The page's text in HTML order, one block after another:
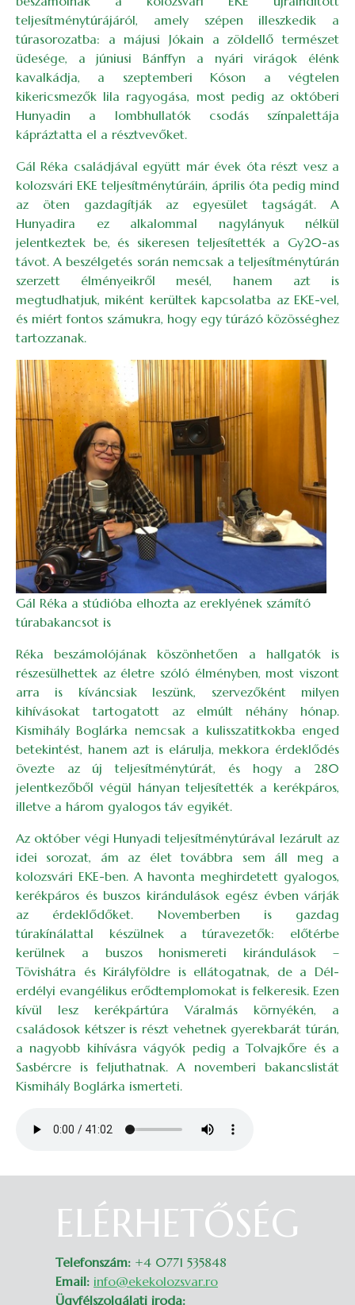
teljesítménytúrájáról, amely szépen illeszkedik a
túrasorozatba: a májusi Jókain a zöldellő természet
üdesége, a júniusi Bánffyn a nyári virágok élénk
kavalkádja, a szeptemberi Kóson a végtelen
kikericsmezők lila ragyogása, most pedig az októberi
Hunyadin a lombhullatók csodás színpalettája
kápráztatta el a résztvevőket.
Gál Réka családjával együtt már évek óta részt vesz a
kolozsvári EKE teljesítménytúráin, április óta pedig mind
az öten gazdagítják az egyesület tagságát. A
Hunyadira ez alkalommal nagylányuk nélkül
jelentkeztek be, és sikeresen teljesítették a Gy20-as
távot. A beszélgetés során nemcsak a teljesítménytúrán
szerzett élményeikről mesél, hanem azt is
megtudhatjuk, miként kerültek kapcsolatba az EKE-vel,
és miért fontos számukra, hogy egy túrázó közösséghez
tartozzanak.
Image
Gál Réka a stúdióba elhozta az ereklyének számító
túrabakancsot is
Réka beszámolójának köszönhetően a hallgatók is
részesülhettek az életre szóló élményben, most viszont
arra is kíváncsiak leszünk, szervezőként milyen
kihívásokat tartogatott az elmúlt néhány hónap.
Kismihály Boglárka nemcsak a kulisszatitkokba enged
betekintést, hanem azt is elárulja, mekkora érdeklődés
övezte az új teljesítménytúrát, és hogy a 280
jelentkezőből végül hányan teljesítették a kerékpáros,
illetve a három gyalogos táv egyikét.
Az október végi Hunyadi teljesítménytúrával lezárult az
idei sorozat, ám az élet továbbra sem áll meg a
kolozsvári EKE-ben. A havonta meghirdetett gyalogos,
kerékpáros és buszos kirándulások egész évben várják
az érdeklődőket. Novemberben is gazdag
túrakínálattal készülnek a túravezetők: előtérbe
kerülnek a buszos honismereti kirándulások –
Tövishátra és Királyföldre is ellátogatnak, de a Dél-
erdélyi evangélikus erődtemplomokat is felkeresik. Ezen
kívül lesz kerékpártúra Váralmás környékén, a
családosok kétszer is részt vehetnek gyerekbarát túrán,
a nagyobb kihívásra vágyók pedig a Tolvajkőre és a
Sasbércre is feljuthatnak. A novemberi bakancslistát
Kismihály Boglárka ismerteti.
ELÉRHETŐSÉG
Telefonszám: +4 0771 535848
Email: info@ekekolozsvar.ro
Ügyfélszolgálati iroda: